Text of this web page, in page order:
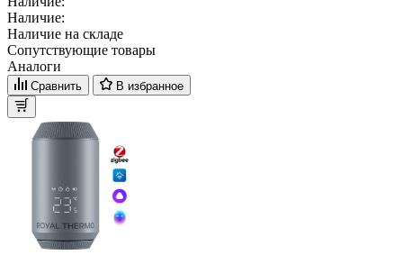
Наличие:
Наличие на складе
Сопутствующие товары
Аналоги
Сравнить В избранное